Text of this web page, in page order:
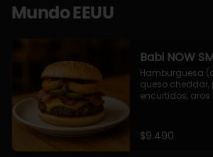
Mundo EEUU
Babi NOW
Hamburguesa
queso cheddar,
encurtidos,
$9.490